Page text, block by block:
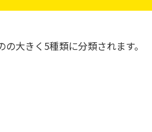
大きく5種類に分類されます。